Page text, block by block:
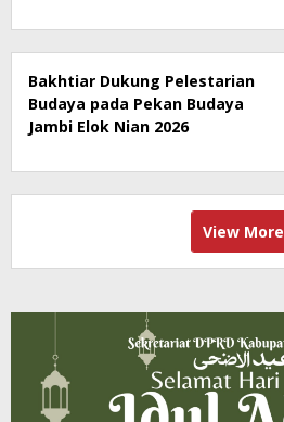
Bakhtiar Dukung Pelestarian
Budaya pada Pekan Budaya
Jambi Elok Nian 2026
View More